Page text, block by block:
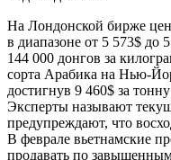
На Лондонской бирже
в диапазоне от 5 573$ до
144 000 донгов за
сорта Арабика на Нью-
достигнув 9 460$ за
Эксперты называют
предупреждают, что
В феврале вьетнамские
продавать по